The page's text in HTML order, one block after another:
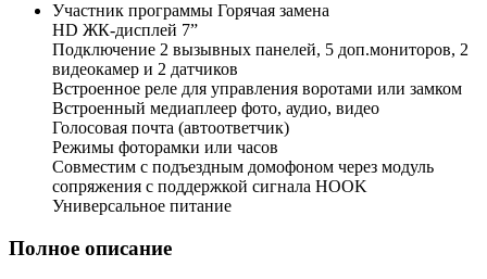
Участник программы Горячая замена
HD ЖК-дисплей 7”
Подключение 2 вызывных панелей, 5 доп.мониторов, 2
видеокамер и 2 датчиков
Встроенное реле для управления воротами или замком
Встроенный медиаплеер фото, аудио, видео
Голосовая почта (автоответчик)
Режимы фоторамки или часов
Совместим с подъездным домофоном через модуль
сопряжения c поддержкой сигнала HOOK
Универсальное питание
Полное описание